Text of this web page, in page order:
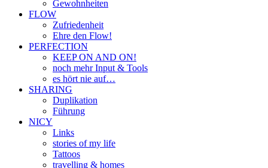
Gewohnheiten
FLOW
Zufriedenheit
Ehre den Flow!
PERFECTION
KEEP ON AND ON!
noch mehr Input & Tools
es hört nie auf…
SHARING
Duplikation
Führung
NICY
Links
stories of my life
Tattoos
travelling & homes